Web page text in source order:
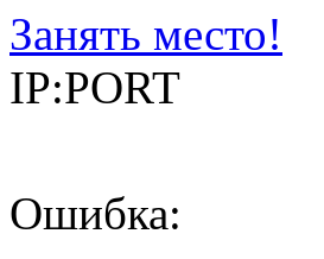
Занять место!
IP:PORT
Ошибка: